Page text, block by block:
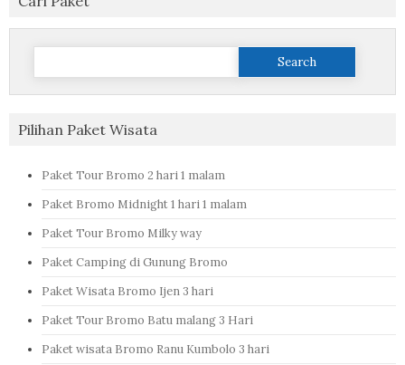
Search
Pilihan Paket Wisata
Paket Tour Bromo 2 hari 1 malam
Paket Bromo Midnight 1 hari 1 malam
Paket Tour Bromo Milky way
Paket Camping di Gunung Bromo
Paket Wisata Bromo Ijen 3 hari
Paket Tour Bromo Batu malang 3 Hari
Paket wisata Bromo Ranu Kumbolo 3 hari